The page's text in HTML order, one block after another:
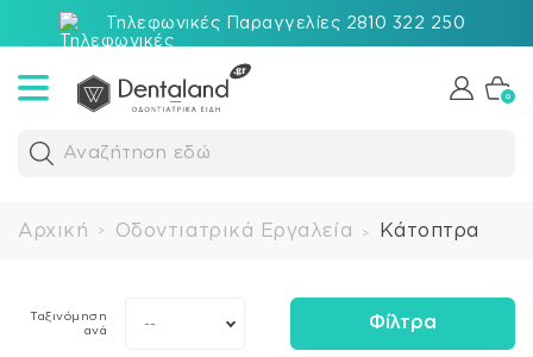
Τηλεφωνικές Παραγγελίες 2810 322 250
Αναζήτηση εδώ
0
Αρχική > Οδοντιατρικά Εργαλεία > Κάτοπτρα
Ταξινόμηση
ανά
-- Φίλτρα